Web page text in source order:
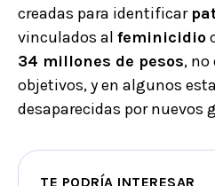
creadas para identificar
vinculados al feminicidio
34 millones de pesos,
objetivos, y en algunos
desaparecidas por nuevos
TE PODRÍA INTERESAR